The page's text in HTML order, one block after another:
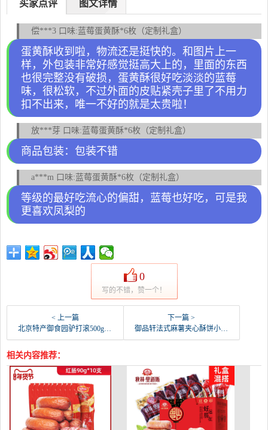
图文详情
买家点评
偿***3 口味:蓝莓蛋黄酥*6枚（定制礼盒）
蛋黄酥收到啦，物流还是挺快的。和图片上一
样，外包装非常好感觉挺高大上的，里面的东西
也很完整没有破损，蛋黄酥很好吃淡淡的蓝莓
味，很松软，不过外面的皮贴紧壳子里了不用力
扣不出来，唯一不好的就是太贵啦！
放***芽 口味:蓝莓蛋黄酥*6枚（定制礼盒）
商品包装：包装不错
a***m 口味:蓝莓蛋黄酥*6枚（定制礼盒）
等级的最好吃流心的偏甜，蓝莓也好吃，可是我
更喜欢凤梨的
0
写的不错，赞一个！
< 上一篇
北京特产御食园驴打滚500g麻薯糯米糍粑零食点心传-麻薯(御食新语食品专营店仅售24.8元)
下一篇 >
御品轩法式麻薯夹心酥饼小点心月饼早点早餐零食糕点点-麻薯(振彰御品轩旗舰店仅售29.9元)
相关内容推荐：